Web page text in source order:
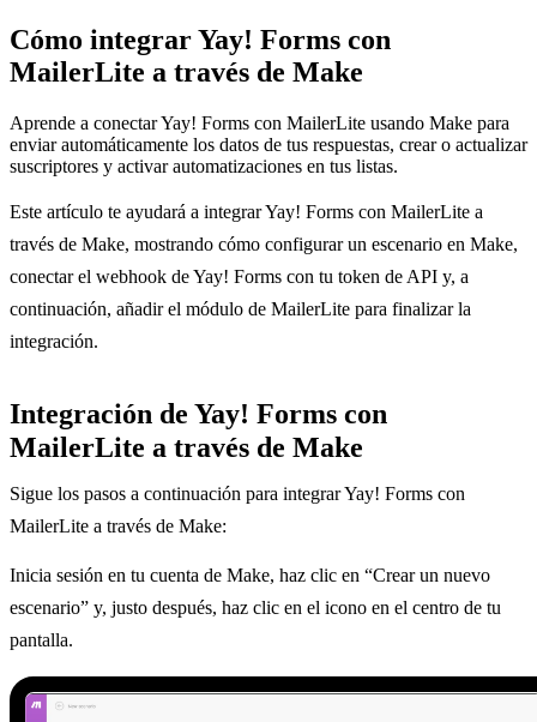
Cómo integrar Yay! Forms con
MailerLite a través de Make
Aprende a conectar Yay! Forms con MailerLite usando Make para
enviar automáticamente los datos de tus respuestas, crear o actualizar
suscriptores y activar automatizaciones en tus listas.
Este artículo te ayudará a integrar Yay! Forms con MailerLite a
través de Make, mostrando cómo configurar un escenario en Make,
conectar el webhook de Yay! Forms con tu token de API y, a
continuación, añadir el módulo de MailerLite para finalizar la
integración.
Integración de Yay! Forms con
MailerLite a través de Make
Sigue los pasos a continuación para integrar Yay! Forms con
MailerLite a través de Make:
Inicia sesión en tu cuenta de Make, haz clic en “Crear un nuevo
escenario” y, justo después, haz clic en el icono en el centro de tu
pantalla.